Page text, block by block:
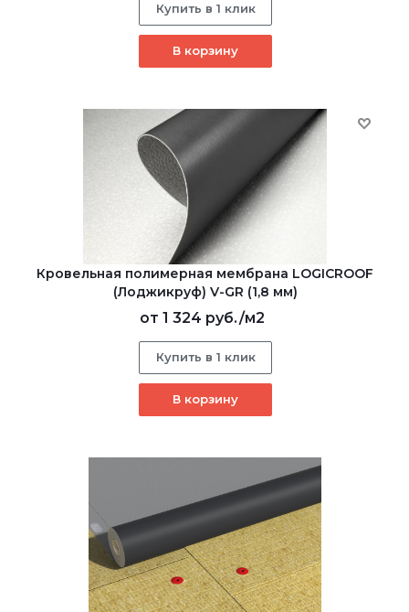
Купить в 1 клик
В корзину
Кровельная полимерная мембрана LOGICROOF
(Лоджикруф) V-GR (1,8 мм)
от 1 324 руб./м2
Купить в 1 клик
В корзину